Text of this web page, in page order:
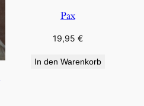
Pax
19,95 €
In den Warenkorb